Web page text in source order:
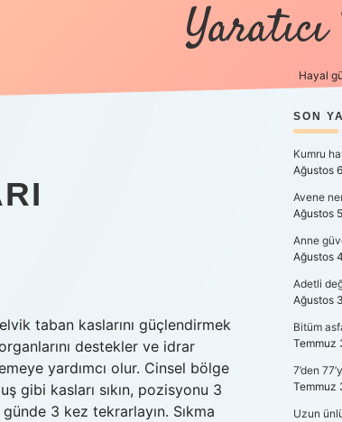
Hayal
taban kaslarını güçlendirmek
destekler ve idrar
yardımcı olur. Cinsel bölge
gibi kasları sıkın, pozisyonu 3
3 kez tekrarlayın. Sıkma
SON
Kumru
Ağustos
Avene
Ağustos
Anne
Ağustos
Adetli
Ağustos
Bitüm
Temmuz
7’den
Temmuz
Uzun